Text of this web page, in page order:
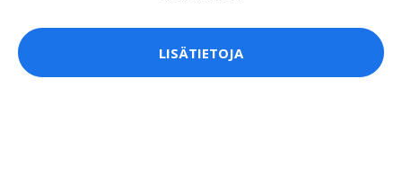
LISÄTIETOJA